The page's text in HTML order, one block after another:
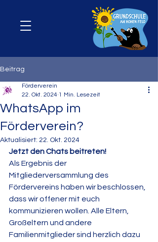
Beitrag
WhatsApp im
Förderverein?
Förderverein
22. Okt. 2024 1 Min. Lesezeit
Aktualisiert: 22. Okt. 2024
Jetzt den Chats beitreten!
Als Ergebnis der
Mitgliederversammlung des
Fördervereins haben wir beschlossen,
dass wir offener mit euch
kommunizieren wollen. Alle Eltern,
Großeltern und andere
Familienmitglieder sind herzlich dazu